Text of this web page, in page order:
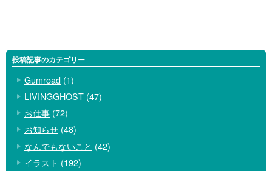
投稿記事のカテゴリー
Gumroad (1)
LIVINGGHOST (47)
お仕事 (72)
お知らせ (48)
なんでもないこと (42)
イラスト (192)